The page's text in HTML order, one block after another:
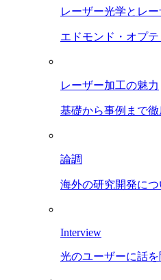
レーザー光学とレ
エドモンド・オプ
レーザー加工の魅力
基礎から事例まで
論調
海外の研究開発につ
Interview
光のユーザーに話